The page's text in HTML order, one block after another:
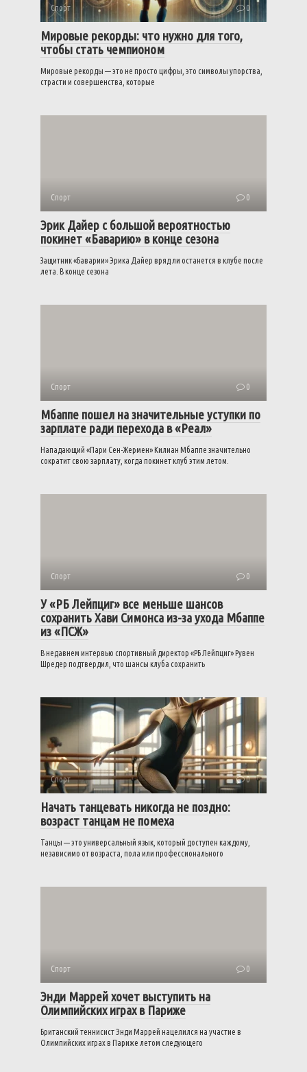
Спорт 0
Мировые рекорды: что нужно для того,
чтобы стать чемпионом
Мировые рекорды — это не просто цифры, это символы упорства,
страсти и совершенства, которые
Спорт 0
Эрик Дайер с большой вероятностью
покинет «Баварию» в конце сезона
Защитник «Баварии» Эрика Дайер вряд ли останется в клубе после
лета. В конце сезона
Спорт 0
Мбаппе пошел на значительные уступки по
зарплате ради перехода в «Реал»
Нападающий «Пари Сен-Жермен» Килиан Мбаппе значительно
сократит свою зарплату, когда покинет клуб этим летом.
Спорт 0
У «РБ Лейпциг» все меньше шансов
сохранить Хави Симонса из-за ухода Мбаппе
из «ПСЖ»
В недавнем интервью спортивный директор «РБ Лейпциг» Рувен
Шредер подтвердил, что шансы клуба сохранить
Спорт 0
Начать танцевать никогда не поздно:
возраст танцам не помеха
Танцы — это универсальный язык, который доступен каждому,
независимо от возраста, пола или профессионального
Спорт 0
Энди Маррей хочет выступить на
Олимпийских играх в Париже
Британский теннисист Энди Маррей нацелился на участие в
Олимпийских играх в Париже летом следующего